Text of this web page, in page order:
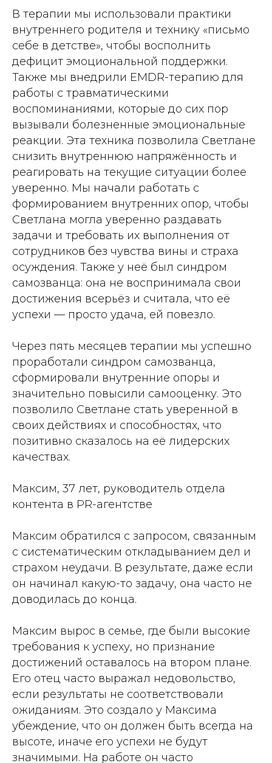
В терапии мы использовали практики
внутреннего родителя и технику «письмо
себе в детстве», чтобы восполнить
дефицит эмоциональной поддержки.
Также мы внедрили EMDR-терапию для
работы с травматическими
воспоминаниями, которые до сих пор
вызывали болезненные эмоциональные
реакции. Эта техника позволила Светлане
снизить внутреннюю напряжённость и
реагировать на текущие ситуации более
уверенно. Мы начали работать с
формированием внутренних опор, чтобы
Светлана могла уверенно раздавать
задачи и требовать их выполнения от
сотрудников без чувства вины и страха
осуждения. Также у неё был синдром
самозванца: она не воспринимала свои
достижения всерьёз и считала, что её
успехи — просто удача, ей повезло.
Через пять месяцев терапии мы успешно
проработали синдром самозванца,
сформировали внутренние опоры и
значительно повысили самооценку. Это
позволило Светлане стать уверенной в
своих действиях и способностях, что
позитивно сказалось на её лидерских
качествах.
Максим, 37 лет, руководитель отдела
контента в PR-агентстве
Максим обратился с запросом, связанным
с систематическим откладыванием дел и
страхом неудачи. В результате, даже если
он начинал какую-то задачу, она часто не
доводилась до конца.
Максим вырос в семье, где были высокие
требования к успеху, но признание
достижений оставалось на втором плане.
Его отец часто выражал недовольство,
если результаты не соответствовали
ожиданиям. Это создало у Максима
убеждение, что он должен быть всегда на
высоте, иначе его успехи не будут
значимыми. На работе он часто